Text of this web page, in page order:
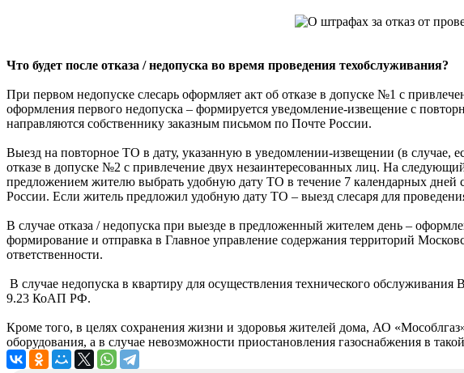
Что будет после отказа / недопуска во время проведения техобслуживания?
При первом недопуске слесарь оформляет акт об отказе в допуске №1 с
оформления первого недопуска – формируется уведомление-извещение с
направляются собственнику заказным письмом по Почте России.
Выезд на повторное ТО в дату, указанную в уведомлении-извещении (в случае,
отказе в допуске №2 с привлечение двух незаинтересованных лиц. На
предложением жителю выбрать удобную дату ТО в течение 7 календарных
России. Если житель предложил удобную дату ТО – выезд слесаря для
В случае отказа / недопуска при выезде в предложенный жителем день –
формирование и отправка в Главное управление содержания территорий
ответственности.
В случае недопуска в квартиру для осуществления технического
9.23 КоАП РФ.
Кроме того, в целях сохранения жизни и здоровья жителей дома, АО
оборудования, а в случае невозможности приостановления газоснабжения в